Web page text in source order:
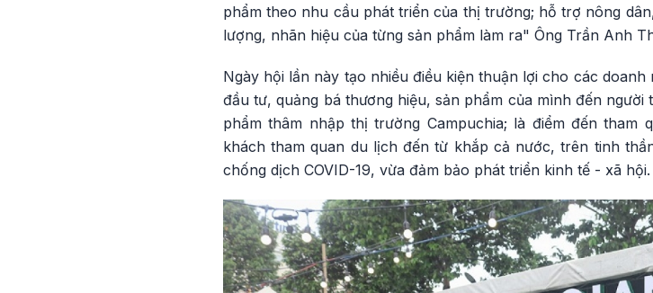
phẩm theo nhu cầu phát triển của thị trường; hỗ trợ nông
lượng, nhãn hiệu của từng sản phẩm làm ra" Ông Trần Anh
Ngày hội lần này tạo nhiều điều kiện thuận lợi cho các
đầu tư, quảng bá thương hiệu, sản phẩm của mình đến
phẩm thâm nhập thị trường Campuchia; là điểm đến tham
khách tham quan du lịch đến từ khắp cả nước, trên tinh
chống dịch COVID-19, vừa đảm bảo phát triển kinh tế - xã hội.